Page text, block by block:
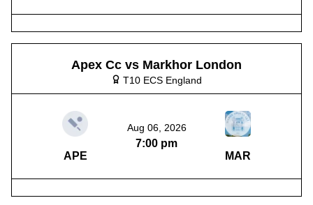
Apex Cc vs Markhor London
T10 ECS England
APE
Aug 06, 2026
7:00 pm
MAR